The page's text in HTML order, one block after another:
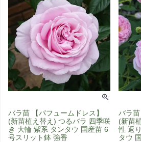
バラ苗 【パフュームドレス】
(新苗植え替え) つるバラ 四季咲
き 大輪 紫系 タンタウ 国産苗 6
号スリット鉢 強香
バラ苗
(新苗
性 返
タウ